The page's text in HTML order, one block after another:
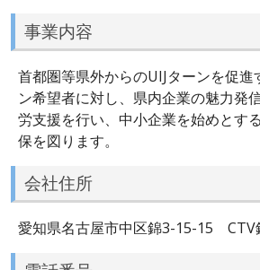
事業内容
首都圏等県外からのUIJターンを促進
ン希望者に対し、県内企業の魅力発
労支援を行い、中小企業を始めとす
保を図ります。
会社住所
愛知県名古屋市中区錦3-15-15 CTV